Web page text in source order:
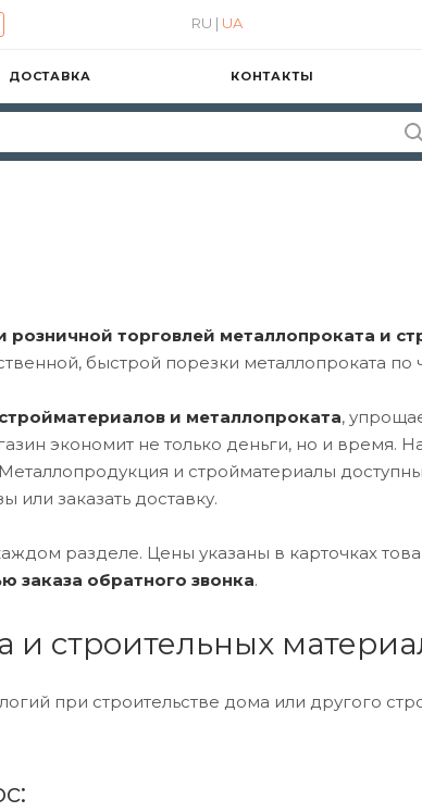
RU | UA
ДОСТАВКА КОНТАКТЫ
розничной торговлей металлопроката и
быстрой порезки металлопроката по
и металлопроката,
экономит не только деньги, но и время.
и стройматериалы
или заказать доставку.
разделе. Цены указаны в карточках
заказа обратного звонка.
и строительных
при строительстве дома или другого